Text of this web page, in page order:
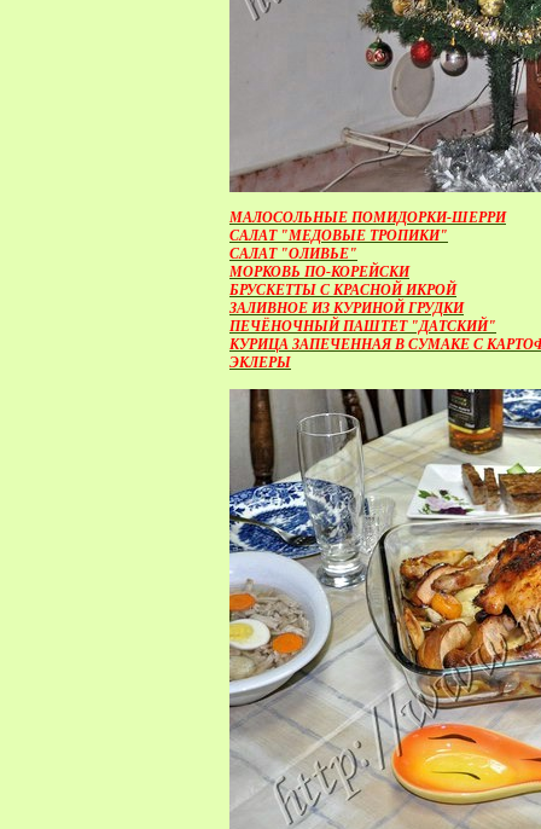
МАЛОСОЛЬНЫЕ ПОМИДОРКИ-ШЕРРИ
САЛАТ "МЕДОВЫЕ ТРОПИКИ"
САЛАТ "ОЛИВЬЕ"
МОРКОВЬ ПО-КОРЕЙСКИ
БРУСКЕТТЫ С КРАСНОЙ ИКРОЙ
ЗАЛИВНОЕ ИЗ КУРИНОЙ ГРУДКИ
ПЕЧЁНОЧНЫЙ ПАШТЕТ "ДАТСКИЙ"
КУРИЦА ЗАПЕЧЕННАЯ В СУМАКЕ С
ЭКЛЕРЫ